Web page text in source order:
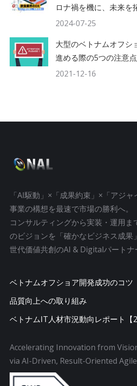
ロナ禍を機に、未来を
2024-07-25
大型のベトナムオフシ
進める際の5つの注意点
2021-12-16
「AI駆動」×「成果約束」×「アジ
事業の構想を最速で市場の勝利へ。
コンサルティングから実装・運用ま
のビジョンを「確かなビジネス成果
世代価値共創のAI & Digitalパートナ
ベトナムオフショア開発成功のコツ
品質向上への取り組み
ベトナムIT人材市況動向レポート【
Accelerating Innovation from
via AI-Driven, Result-Oriented